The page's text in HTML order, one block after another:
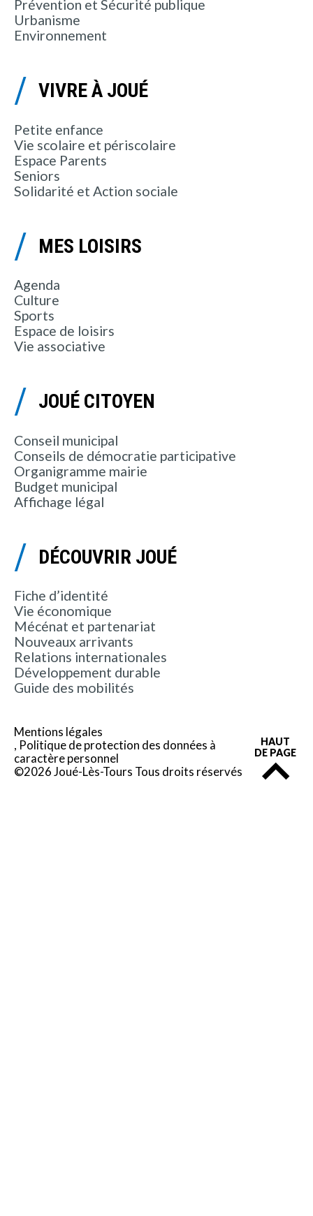
Prévention et Sécurité publique
Urbanisme
Environnement
VIVRE À JOUÉ
Petite enfance
Vie scolaire et périscolaire
Espace Parents
Seniors
Solidarité et Action sociale
MES LOISIRS
Agenda
Culture
Sports
Espace de loisirs
Vie associative
JOUÉ CITOYEN
Conseil municipal
Conseils de démocratie participative
Organigramme mairie
Budget municipal
Affichage légal
DÉCOUVRIR JOUÉ
Fiche d’identité
Vie économique
Mécénat et partenariat
Nouveaux arrivants
Relations internationales
Développement durable
Guide des mobilités
Mentions légales
Politique de protection des données à
caractère personnel
©2026 Joué-Lès-Tours Tous droits réservés
HAUT
DE PAGE